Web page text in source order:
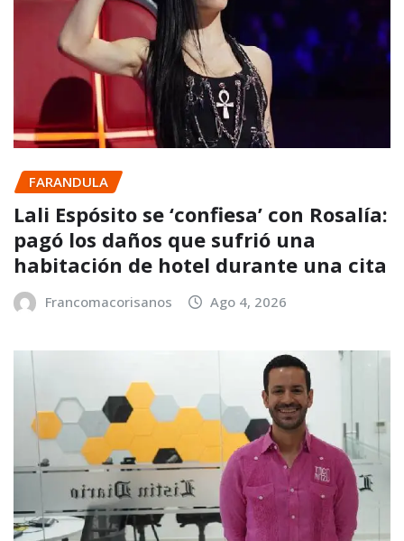
FARANDULA
Lali Espósito se ‘confiesa’ con Rosalía:
pagó los daños que sufrió una
habitación de hotel durante una cita
Francomacorisanos Ago 4, 2026